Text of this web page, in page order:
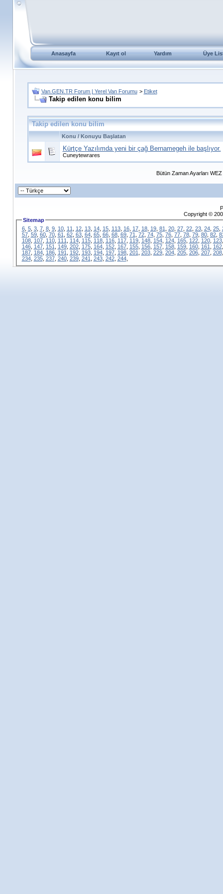
Anasayfa Kayıt ol Yardım Üye
Van.GEN.TR Forum | Yerel Van Forumu > Etiket
Takip edilen konu bilim
Takip edilen konu bilim
Konu / Konuyu Başlatan
Kürtçe Yazılımda yeni bir çağ Bernamegeh ile başlıyor.
Cuneytewrares
Bütün Zaman Ayarları
Copyright ©
Sitemap
6, 5, 3, 7, 8, 9, 10, 11 12, 13, 14, 15, 113, 16, 17, 18, 19, 81 20, 27, 22, 23, 24, 25,
57, 59, 60, 70, 61 62, 63, 64, 65, 66, 68, 69, 71 72, 74, 75, 76, 77, 78, 79, 80, 82,
108, 107, 110, 111 114, 115, 118, 116, 117, 119, 148, 154, 124, 165, 122, 120, 123
146, 147, 151 149, 202, 175, 164, 152, 167, 155, 156, 157, 158, 159, 160, 161 162
187, 184, 186, 191 192, 193, 194, 197, 198, 201 203, 229, 204, 205, 206, 207, 208
234, 235, 237, 240, 239, 241 243, 242, 244,